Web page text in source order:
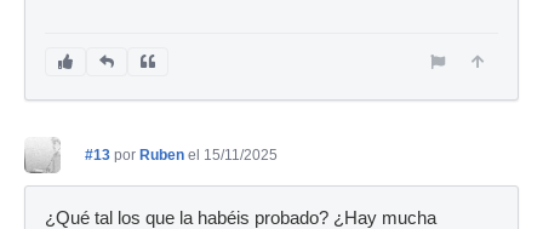
#13 por Ruben el 15/11/2025
¿Qué tal los que la habéis probado? ¿Hay mucha